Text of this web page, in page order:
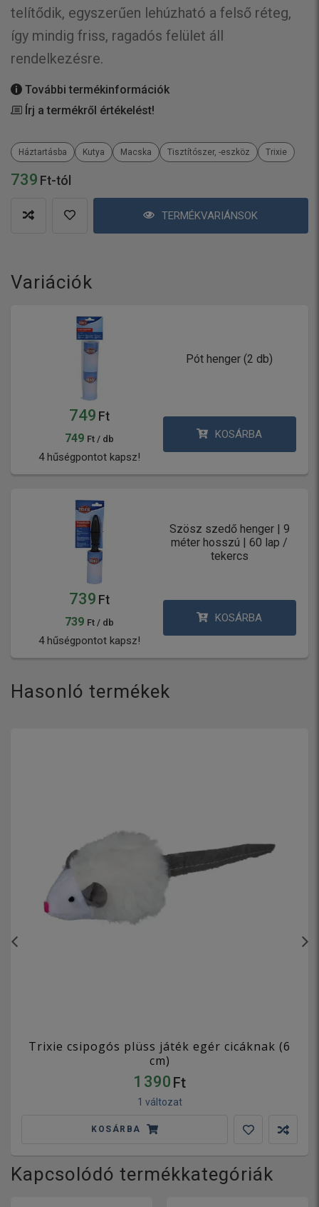
739 Ft-tól
TERMÉKVARIÁNSOK
telítődik, egyszerűen lehúzható a felső réteg,
így mindig friss, ragadós felület áll
rendelkezésre.
További termékinformációk
Írj a termékről értékelést!
Háztartásba Kutya Macska Tisztítószer, -eszköz Trixie
Variációk
Pót henger (2 db)
749 Ft
749 Ft / db
4 hűségpontot kapsz!
KOSÁRBA
Szösz szedő henger | 9
méter hosszú | 60 lap /
tekercs
739 Ft
739 Ft / db
4 hűségpontot kapsz!
KOSÁRBA
Hasonló termékek
Trixie csipogós plüss játék egér cicáknak (6
cm)
1 390 Ft
1 változat
KOSÁRBA
Kapcsolódó termékkategóriák